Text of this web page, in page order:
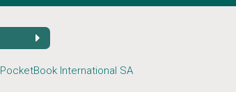
PocketBook International SA